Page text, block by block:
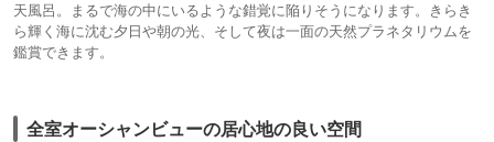
天風呂。まるで海の中にいるような錯覚に陥りそうになります。きらき
ら輝く海に沈む夕日や朝の光、そして夜は一面の天然プラネタリウムを
鑑賞できます。
全室オーシャンビューの居心地の良い空間